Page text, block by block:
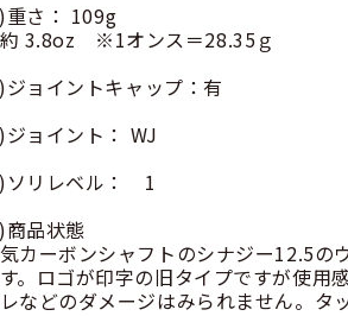
重さ： 109g
3.8oz ※1オンス＝28.35ｇ
ョイントキャップ：有
ョイント： WJ
ソリレベル： 1
商品状態
カーボンシャフトのシナジー12.5の
。ロゴが印字の旧タイプですが使用
などのダメージはみられません。タ